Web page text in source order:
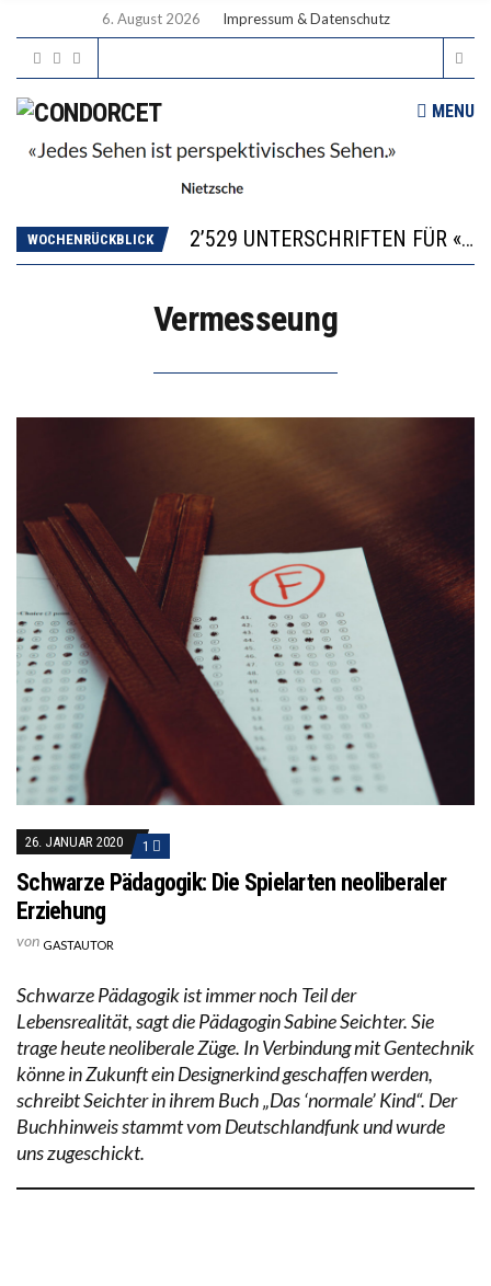
6. August 2026 Impressum & Datenschutz
MENU
WOCHENRÜCKBLICK
2’529 UNTERSCHRIFTEN FÜR «KEINE DIGITALEN GERÄTE IN DEN ERSTEN VIER PRIMARSCHULJAHREN» EINGEREICHT
ICH WILL MEHR EVIDENZ UND WILL WISSEN, WAS ALL DIE INVESTITIONEN BRINGEN
Vermesseung
26. JANUAR 2020 1
Schwarze Pädagogik: Die Spielarten neoliberaler
Erziehung
von GASTAUTOR
Schwarze Pädagogik ist immer noch Teil der
Lebensrealität, sagt die Pädagogin Sabine Seichter. Sie
trage heute neoliberale Züge. In Verbindung mit Gentechnik
könne in Zukunft ein Designerkind geschaffen werden,
schreibt Seichter in ihrem Buch „Das ‘normale’ Kind“. Der
Buchhinweis stammt vom Deutschlandfunk und wurde
uns zugeschickt.